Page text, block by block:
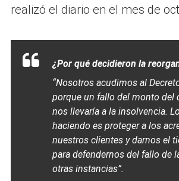
realizó el diario en el mes de
¿Por qué decidieron la
“Nosotros acudimos al
porque un fallo del monto del
nos llevaría a la insolvencia.
haciendo es proteger a los
nuestros clientes y darnos el
para defendernos del fallo de
otras instancias”.